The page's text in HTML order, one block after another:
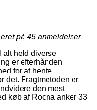
på 45 anmeldelser
alt held diverse
er efterhånden
for at hente
det. Fragtmetoden er
den mest
køb af Rocna anker 33